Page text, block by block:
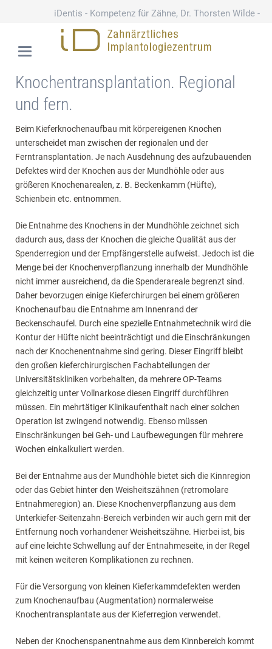
iDentis - Kompetenz für Zähne, Dr. Thorsten Wilde -
Schloßstraße 110
030 79 78 75 70
Knochentransplantation. Regional
und fern.
Beim Kieferknochenaufbau mit körpereigenen Knochen
unterscheidet man zwischen der regionalen und der
Ferntransplantation. Je nach Ausdehnung des aufzubauenden
Defektes wird der Knochen aus der Mundhöhle oder aus
größeren Knochenarealen, z. B. Beckenkamm (Hüfte),
Schienbein etc. entnommen.
Die Entnahme des Knochens in der Mundhöhle zeichnet sich
dadurch aus, dass der Knochen die gleiche Qualität aus der
Spenderregion und der Empfängerstelle aufweist. Jedoch ist die
Menge bei der Knochenverpflanzung innerhalb der Mundhöhle
nicht immer ausreichend, da die Spenderareale begrenzt sind.
Daher bevorzugen einige Kieferchirurgen bei einem größeren
Knochenaufbau die Entnahme am Innenrand der
Beckenschaufel. Durch eine spezielle Entnahmetechnik wird die
Kontur der Hüfte nicht beeinträchtigt und die Einschränkungen
nach der Knochenentnahme sind gering. Dieser Eingriff bleibt
den großen kieferchirurgischen Fachabteilungen der
Universitätskliniken vorbehalten, da mehrere OP-Teams
gleichzeitig unter Vollnarkose diesen Eingriff durchführen
müssen. Ein mehrtätiger Klinikaufenthalt nach einer solchen
Operation ist zwingend notwendig. Ebenso müssen
Einschränkungen bei Geh- und Laufbewegungen für mehrere
Wochen einkalkuliert werden.
Bei der Entnahme aus der Mundhöhle bietet sich die Kinnregion
oder das Gebiet hinter den Weisheitszähnen (retromolare
Entnahmeregion) an. Diese Knochenverpflanzung aus dem
Unterkiefer-Seitenzahn-Bereich verbinden wir auch gern mit der
Entfernung noch vorhandener Weisheitszähne. Hierbei ist, bis
auf eine leichte Schwellung auf der Entnahmeseite, in der Regel
mit keinen weiteren Komplikationen zu rechnen.
Für die Versorgung von kleinen Kieferkammdefekten werden
zum Knochenaufbau (Augmentation) normalerweise
Knochentransplantate aus der Kieferregion verwendet.
Neben der Knochenspanentnahme aus dem Kinnbereich kommt